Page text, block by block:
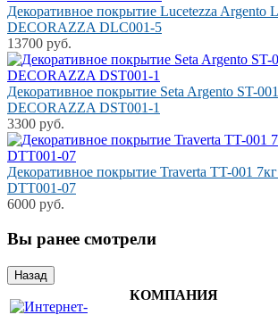
Декоративное покрытие Lucetezza Argento
DECORAZZA DLC001-5
13700 руб.
Декоративное покрытие Seta Argento ST-
DECORAZZA DST001-1
3300 руб.
Декоративное покрытие Traverta TT-001
DTT001-07
6000 руб.
Вы ранее смотрели
КОМПАНИЯ